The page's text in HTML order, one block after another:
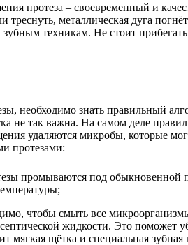
протеза – своевременный и
треснуть, металлическая дуга
техникам. Не стоит
необходимо знать правильный
не так важна. На самом деле
удаляются микробы, которые
протезами:
промываются под
чтобы смыть все
жидкости. Это поможет
мягкая щётка и специальная зубная